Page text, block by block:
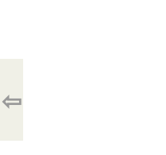
⇦